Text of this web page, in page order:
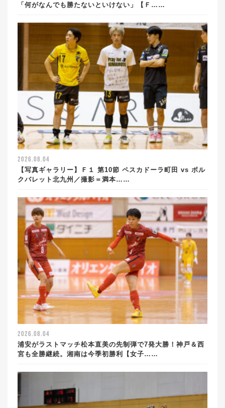
「何がなんでも勝たないといけない」【Ｆ……
2026.08.04
【写真ギャラリー】Ｆ１ 第10節 ペスカドーラ町田 vs ボル
クバレット北九州／撮影＝満本……
2026.08.04
浦安がラストマッチ松本直美の先制弾で7発大勝！神戸＆西
宮も全勝継続。湘南は今季初勝利【女子……